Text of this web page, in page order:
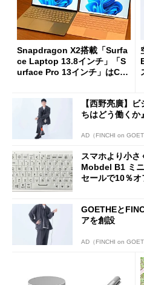
Snapdragon X2搭載「Surfa
ce Laptop 13.8インチ」「S
urface Pro 13インチ」はCop
【西野亮廣】
ちはどう働くか』
AD（FINCHI on
スマホより小
Mobdel B1 ミ
セールで10％
GOETHEと
アを創設
AD（FINCHI on